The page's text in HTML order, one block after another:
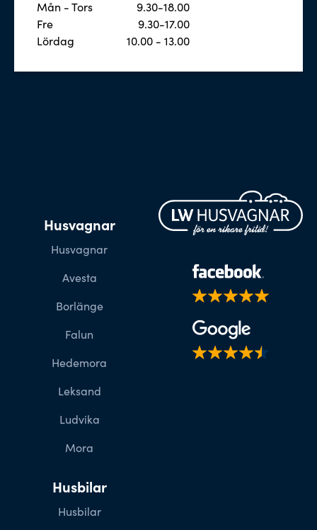
Mån - Tors
9.30-18.00
Fre
9.30-17.00
Lördag
10.00 - 13.00
Husvagnar
Husvagnar
Avesta
Borlänge
Falun
Hedemora
Leksand
Ludvika
Mora
Husbilar
Husbilar